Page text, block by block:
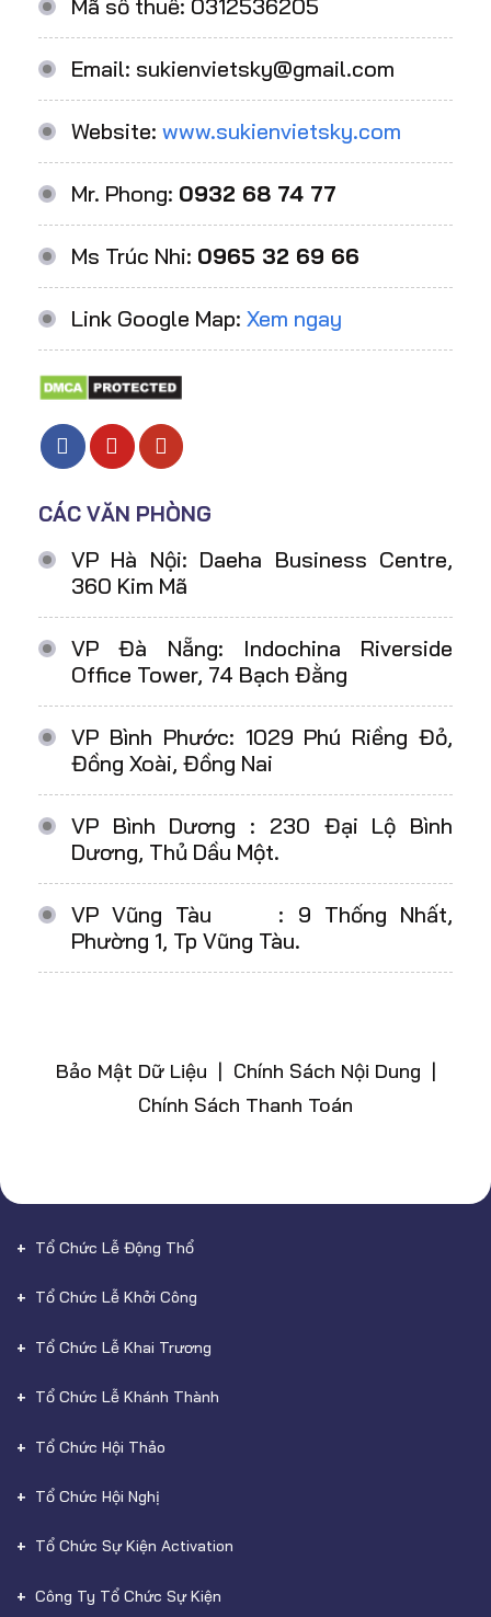
Mã số thuế: 0312536205
Email: sukienvietsky@gmail.com
Website: www.sukienvietsky.com
Mr. Phong: 0932 68 74 77
Ms Trúc Nhi: 0965 32 69 66
Link Google Map: Xem ngay
CÁC VĂN PHÒNG
VP Hà Nội: Daeha Business Centre,
360 Kim Mã
VP Đà Nẵng: Indochina Riverside
Office Tower, 74 Bạch Đằng
VP Bình Phước: 1029 Phú Riềng Đỏ,
Đồng Xoài, Đồng Nai
VP Bình Dương : 230 Đại Lộ Bình
Dương, Thủ Dầu Một.
VP Vũng Tàu : 9 Thống Nhất,
Phường 1, Tp Vũng Tàu.
Bảo Mật Dữ Liệu | Chính Sách Nội Dung |
Chính Sách Thanh Toán
Tổ Chức Lễ Động Thổ
Tổ Chức Lễ Khởi Công
Tổ Chức Lễ Khai Trương
Tổ Chức Lễ Khánh Thành
Tổ Chức Hội Thảo
Tổ Chức Hội Nghị
Tổ Chức Sự Kiện Activation
Công Ty Tổ Chức Sự Kiện